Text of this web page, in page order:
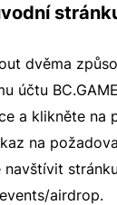
dvěma
účtu
a klikněte na
na
navštívit
airdrop.